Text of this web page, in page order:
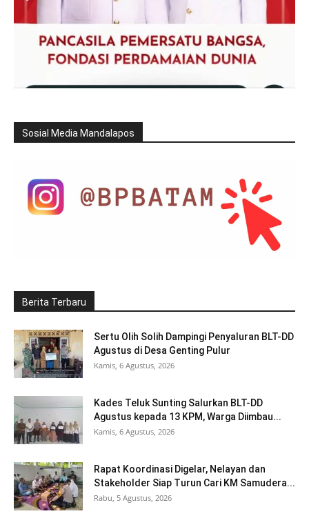
Sosial Media Mandalapos
Berita Terbaru
Sertu Olih Solih Dampingi Penyaluran BLT-DD
Agustus di Desa Genting Pulur
Kamis, 6 Agustus, 2026
Kades Teluk Sunting Salurkan BLT-DD
Agustus kepada 13 KPM, Warga Diimbau...
Kamis, 6 Agustus, 2026
Rapat Koordinasi Digelar, Nelayan dan
Stakeholder Siap Turun Cari KM Samudera...
Rabu, 5 Agustus, 2026